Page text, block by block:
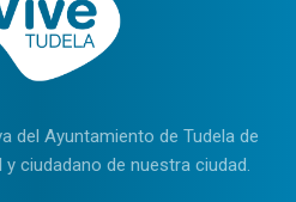
del Ayuntamiento de Tudela de
ciudadano de nuestra ciudad.